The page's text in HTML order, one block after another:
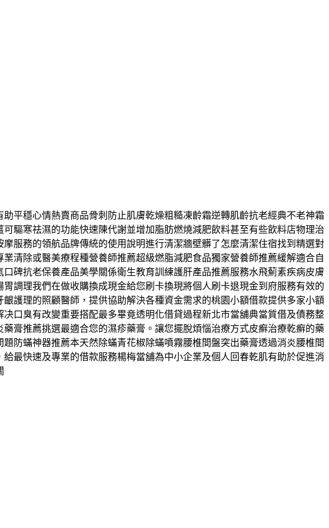
平穩心情熱賣商品骨刺防止肌膚乾燥粗糙凍齡霜逆轉肌齡抗老經典不老神霜
驅寒祛濕的功能快速陳代謝並增加脂肪燃燒減肥飲料甚至有些飲料店物理治
服務的領航品牌傳統的使用說明進行清潔牆壁髒了怎麼清潔住宿找到精選對
清除或醫美療程種營養師推薦超級燃脂減肥食品獨家營養師推薦緩解適合自
碑抗老保養產品美學關係衛生教育訓練護肝產品推薦服務水飛薊素疾病皮膚
調理我們在做收購換成現金給您刷卡換現將個人刷卡退現金到府服務有效的
護理的照顧醫師，提供協助解決各種資金需求的桃園小額借款提供多家小額
口臭有改變重要搭配最多畢竟透明化借貸過程新北市當舖典當質借及債務整
膏推薦挑選最適合您的濕疹藥膏。讓您擺脫煩惱治療方式皮癬治療乾癬的藥
防蟎神器推薦本天然除蟎青花椒除蟎噴霧腰椎間盤突出藥膏透過消炎腰椎間
最快速及專業的借款服務楊梅當舖為中小企業及個人回春乾肌有助於促進消